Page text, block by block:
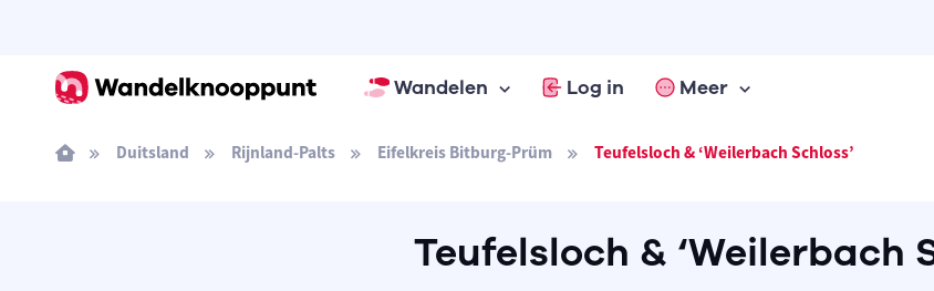
Wandelen Log in Meer
Duitsland Rijnland-Palts Eifelkreis Bitburg-Prüm Teufelsloch & ‘Weilerbach Schloss’
Teufelsloch & ‘Weilerbach